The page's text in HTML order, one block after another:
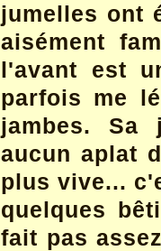
jumelles ont
aisément
l'avant est
parfois me
jambes. Sa
aucun aplat
plus vive...
quelques
fait pas